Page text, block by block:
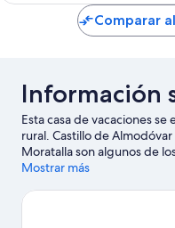
Comparar
Información
Esta casa de vacaciones
rural. Castillo de
Moratalla son algunos de
donde también puedes
Jardines de la Alcazaba y
Mostrar más